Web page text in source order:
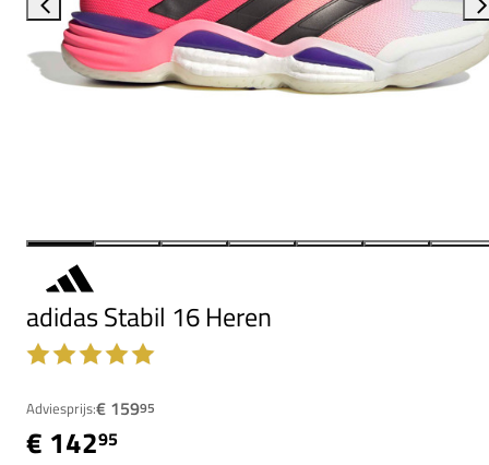
adidas Stabil 16 Heren
Adviesprijs:€ 15995
€ 14295